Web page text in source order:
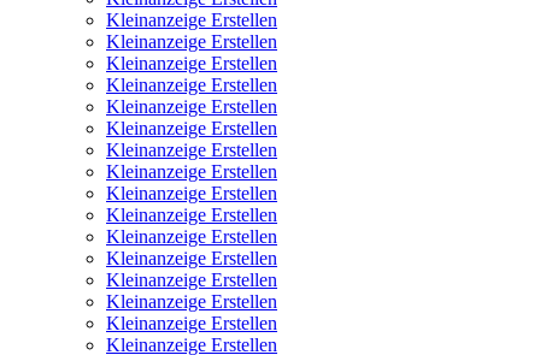
Kleinanzeige Erstellen
Kleinanzeige Erstellen
Kleinanzeige Erstellen
Kleinanzeige Erstellen
Kleinanzeige Erstellen
Kleinanzeige Erstellen
Kleinanzeige Erstellen
Kleinanzeige Erstellen
Kleinanzeige Erstellen
Kleinanzeige Erstellen
Kleinanzeige Erstellen
Kleinanzeige Erstellen
Kleinanzeige Erstellen
Kleinanzeige Erstellen
Kleinanzeige Erstellen
Kleinanzeige Erstellen